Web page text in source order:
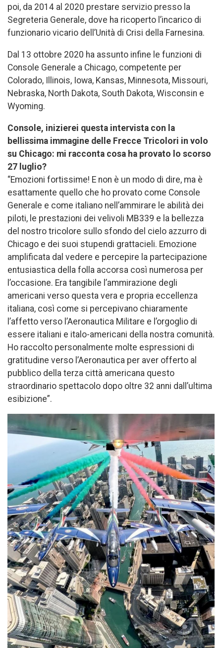
poi, da 2014 al 2020 prestare servizio presso la
Segreteria Generale, dove ha ricoperto l’incarico di
funzionario vicario dell’Unità di Crisi della Farnesina.
Dal 13 ottobre 2020 ha assunto infine le funzioni di
Console Generale a Chicago, competente per
Colorado, Illinois, Iowa, Kansas, Minnesota, Missouri,
Nebraska, North Dakota, South Dakota, Wisconsin e
Wyoming.
Console, inizierei questa intervista con la
bellissima immagine delle Frecce Tricolori in volo
su Chicago: mi racconta cosa ha provato lo scorso
27 luglio?
“Emozioni fortissime! E non è un modo di dire, ma è
esattamente quello che ho provato come Console
Generale e come italiano nell’ammirare le abilità dei
piloti, le prestazioni dei velivoli MB339 e la bellezza
del nostro tricolore sullo sfondo del cielo azzurro di
Chicago e dei suoi stupendi grattacieli. Emozione
amplificata dal vedere e percepire la partecipazione
entusiastica della folla accorsa così numerosa per
l’occasione. Era tangibile l’ammirazione degli
americani verso questa vera e propria eccellenza
italiana, così come si percepivano chiaramente
l’affetto verso l’Aeronautica Militare e l’orgoglio di
essere italiani e italo-americani della nostra comunità.
Ho raccolto personalmente molte espressioni di
gratitudine verso l’Aeronautica per aver offerto al
pubblico della terza città americana questo
straordinario spettacolo dopo oltre 32 anni dall’ultima
esibizione”.